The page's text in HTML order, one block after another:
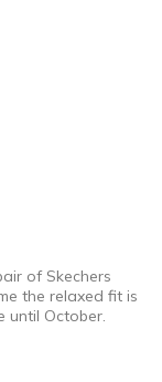
of Skechers
the relaxed fit is
until October.